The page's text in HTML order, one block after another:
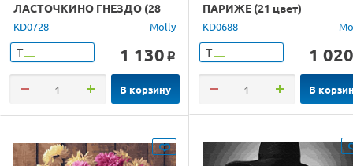
ЛАСТОЧКИНО ГНЕЗДО (28
цветов)
KD0728 Molly
Т 1 130 o
В корзину
ПАРИЖЕ (21 цвет)
KD0688
Т 1 020
В